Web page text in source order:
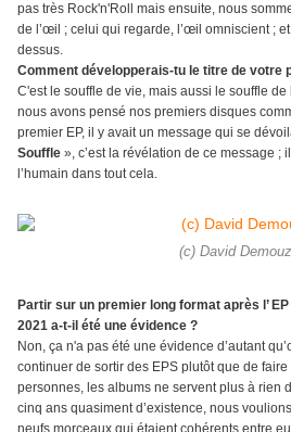
pas très Rock'n'Roll mais ensuite, nous
de l’œil ; celui qui regarde, l’œil omniscient ;
dessus.
Comment développerais-tu le titre de votre
C'est le souffle de vie, mais aussi le souffle
nous avons pensé nos premiers disques
premier EP, il y avait un message qui se
Souffle », c’est la révélation de ce message ;
l’humain dans tout cela.
(c) David
Partir sur un premier long format après l’
2021 a-t-il été une évidence ?
Non, ça n'a pas été une évidence d’autant
continuer de sortir des EPS plutôt que de
personnes, les albums ne servent plus à rien
cinq ans quasiment d’existence, nous
neufs morceaux qui étaient cohérents entre